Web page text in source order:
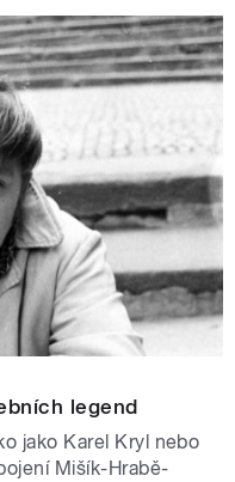
legend
jako Karel Kryl nebo
Mišík-Hrabě-